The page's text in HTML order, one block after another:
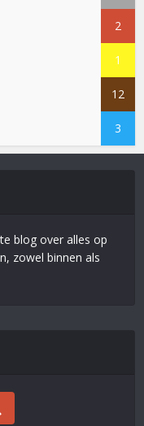
2
1
12
3
blog over alles op
zowel binnen als